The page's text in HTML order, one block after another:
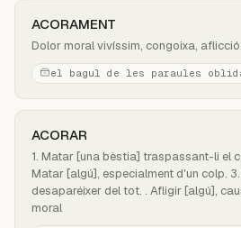
ACORAMENT
Dolor moral vivíssim, congoixa, aflicció.
el bagul de les paraules
ACORAR
1. Matar [una bèstia] traspassant-li el
Matar [algú], especialment d'un colp.
desaparéixer del tot. . Afligir [algú],
moral